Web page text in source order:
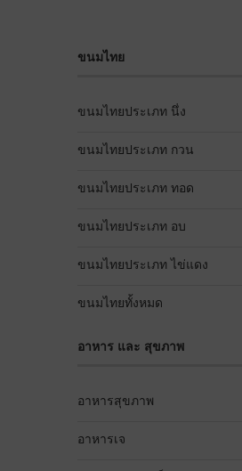
ขนมไทย
ขนมไทยประเภท นึ่ง
ขนมไทยประเภท กวน
ขนมไทยประเภท ทอด
ขนมไทยประเภท อบ
ขนมไทยประเภท ไข่แดง
ขนมไทยทั้งหมด
อาหาร และ สุขภาพ
อาหารสุขภาพ
อาหารเจ